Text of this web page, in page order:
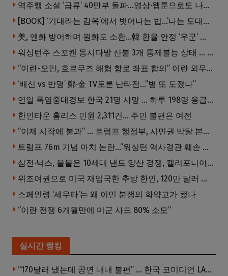
역주행 소설 ‘급류’ 40만부 돌파…영상·웹툰으로도 나온다
[BOOK] ‘기대라는 감옥’에서 벗어나는 법…’나는 도대체 왜 눈치를 볼까’
美, 엔화 방어하며 원화도 소환…韓 환율 안정 ‘우군’ 되나
워싱턴주 스포캔 동시다발 산불 3개 통제불능 상태 … 이재민 수십만명
“이란-오만, 호르무즈 해협 항로 좌표 합의” 이란 외무부 발표
‘배신 vs 반명’ 鄭·金 TV토론 난타전…”병 또 도졌나”
연일 폭염중대경보 한국 21명 사망 … 하루 198명 응급실행
한인타운 홈리스 민원 2,311건… 주민 불편은 여전
“이제 시작에 불과” … 트럼프 행정부, 시민권 박탈 본격화
트럼프 76m 기념 아치 논란…”워싱턴 역사경관 훼손 우려”
삼전·닉스, 불붙은 10세대 낸드 양산 경쟁, 캘리포니아서 공개
위조여권으로 미국 재입국한 추방 한인, 120만 달러 은행 사기 행각
스페인령 ‘세우타’는 왜 이민 분쟁의 화약고가 됐나
“이란 전쟁 6개월만에 미군 사드 80% 소모”
실시간 랭킹
“170달러 냈는데 공연 내내 불편” … 한국 코미디언 LA공연, 음향 불량에 외모 비하 개그 논란